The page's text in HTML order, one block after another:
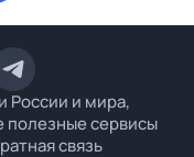
России и мира,
полезные сервисы
связь